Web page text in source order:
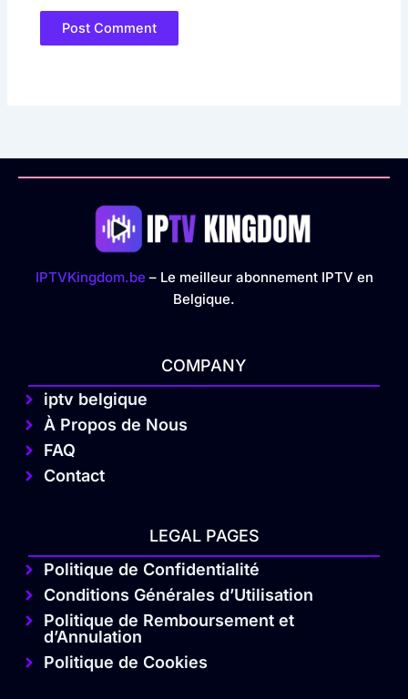
IPTVKingdom.be – Le meilleur abonnement IPTV en
Belgique.
COMPANY
iptv belgique
À Propos de Nous
FAQ
Contact
LEGAL PAGES
Politique de Confidentialité
Conditions Générales d’Utilisation
Politique de Remboursement et
d’Annulation
Politique de Cookies